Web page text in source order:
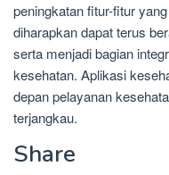
peningkatan fitur-fitur
diharapkan dapat terus
serta menjadi bagian
kesehatan. Aplikasi
depan pelayanan
terjangkau.
Share